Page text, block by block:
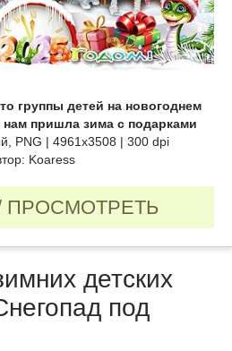
группы детей на новогоднем
нам пришла зима с подарками
PNG | 4961x3508 | 300 dpi
Koaress
ПРОСМОТРЕТЬ
детских
под